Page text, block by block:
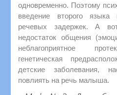
одновременно. Поэтому
введение второго языка
речевых задержек. А
недостаток общения
неблагоприятное
генетическая
детские заболевания,
повлиять на речь малыша.